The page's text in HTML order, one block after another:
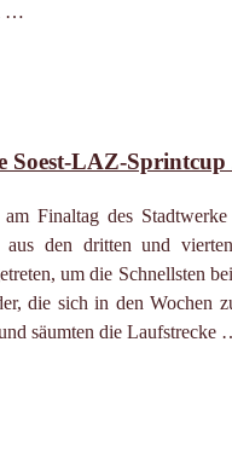
…
Soest-LAZ-Sprintcup
Finaltag des
aus den dritten und
um die Schnellsten
die sich in den Wochen
säumten die Laufstrecke